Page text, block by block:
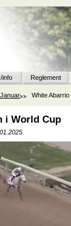
info Reglement
Januar White
i World Cup